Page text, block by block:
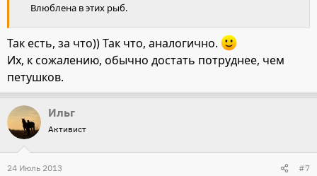
Влюблена в этих рыб.
Так есть, за что)) Так что, аналогично.
Их, к сожалению, обычно достать потруднее, чем
петушков.
Ильг
Активист
24 Июль 2013 #7